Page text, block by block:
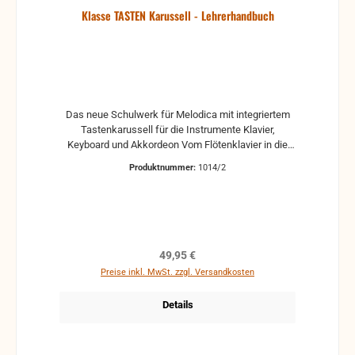
Klasse TASTEN Karussell - Lehrerhandbuch
Das neue Schulwerk für Melodica mit integriertem
Tastenkarussell für die Instrumente Klavier,
Keyboard und Akkordeon Vom Flötenklavier in die
Klasse TASTEN Karussell bietet die Möglichkeit die
Ganztagesbetreuung Altersklassen: ab 8 Jahre
Instrument: Melodica ein- und zweihändig
Projektdauer: 1 Schuljahr Beschreibung: 34
Schulwerk "Klasse TASTEN Karussell"
Produktnummer: 1014/2
Regulärer Preis:
49,95 €
Preise inkl. MwSt. zzgl. Versandkosten
Details